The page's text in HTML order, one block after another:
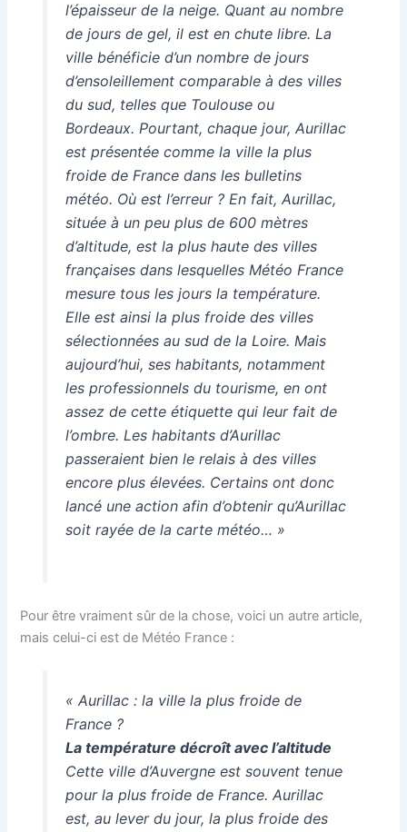
l’épaisseur de la neige. Quant au nombre
de jours de gel, il est en chute libre. La
ville bénéficie d’un nombre de jours
d’ensoleillement comparable à des villes
du sud, telles que Toulouse ou
Bordeaux. Pourtant, chaque jour, Aurillac
est présentée comme la ville la plus
froide de France dans les bulletins
météo. Où est l’erreur ? En fait, Aurillac,
située à un peu plus de 600 mètres
d’altitude, est la plus haute des villes
françaises dans lesquelles Météo France
mesure tous les jours la température.
Elle est ainsi la plus froide des villes
sélectionnées au sud de la Loire. Mais
aujourd’hui, ses habitants, notamment
les professionnels du tourisme, en ont
assez de cette étiquette qui leur fait de
l’ombre. Les habitants d’Aurillac
passeraient bien le relais à des villes
encore plus élevées. Certains ont donc
lancé une action afin d’obtenir qu’Aurillac
soit rayée de la carte météo… »
Pour être vraiment sûr de la chose, voici un autre article,
mais celui-ci est de Météo France :
« Aurillac : la ville la plus froide de
France ?
La température décroît avec l’altitude
Cette ville d’Auvergne est souvent tenue
pour la plus froide de France. Aurillac
est, au lever du jour, la plus froide des